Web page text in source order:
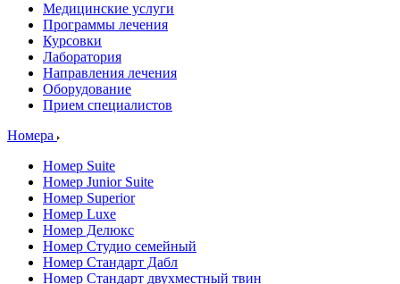
Медицинские услуги
Программы лечения
Курсовки
Лаборатория
Направления лечения
Оборудование
Прием специалистов
Номера
Номер Suite
Номер Junior Suite
Номер Superior
Номер Luxe
Номер Делюкс
Номер Студио семейный
Номер Стандарт Дабл
Номер Стандарт двухместный твин